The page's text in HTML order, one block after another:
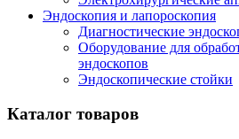
Эндоскопия и лапороскопия
Диагностические
Оборудование для
эндоскопов
Эндоскопические стойки
Каталог товаров